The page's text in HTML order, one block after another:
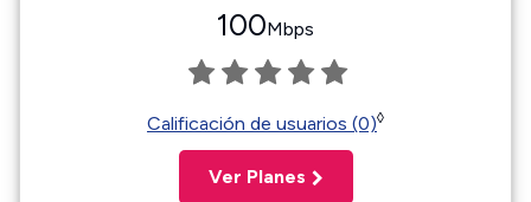
100Mbps
Calificación de usuarios (0)◊
Ver Planes